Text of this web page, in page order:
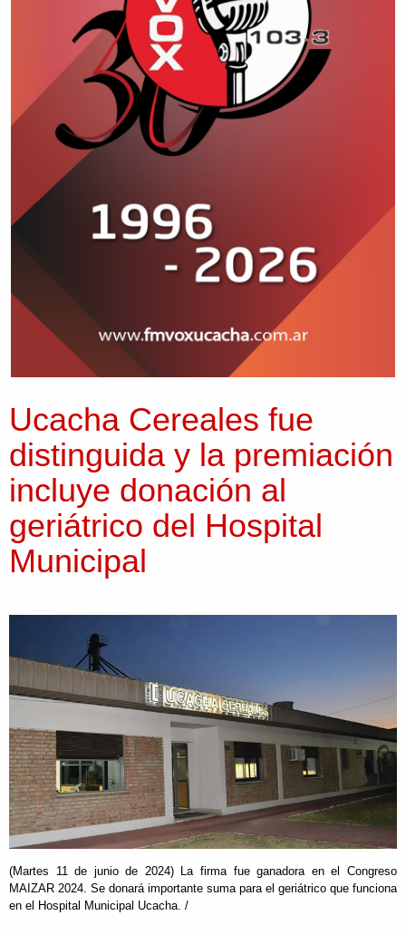
Ucacha Cereales fue
distinguida y la premiación
incluye donación al
geriátrico del Hospital
Municipal
(Martes 11 de junio de 2024) La firma fue ganadora en el Congreso
MAIZAR 2024. Se donará importante suma para el geriátrico que funciona
en el Hospital Municipal Ucacha. /